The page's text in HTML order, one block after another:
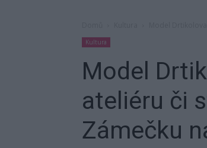
Kultura
Model
ateliéru či
Zámečku